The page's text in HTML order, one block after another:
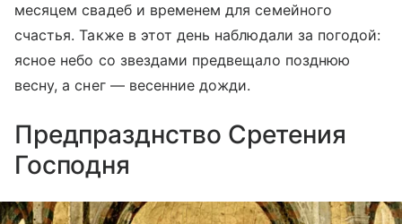
месяцем свадеб и временем для семейного
счастья. Также в этот день наблюдали за погодой:
ясное небо со звездами предвещало позднюю
весну, а снег — весенние дожди.
Предпразднство Сретения
Господня